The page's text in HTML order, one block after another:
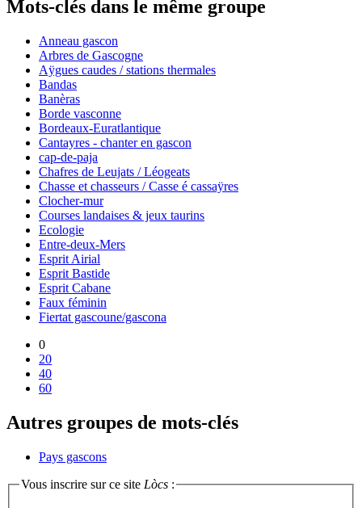
Mots-clés dans le même groupe
Anneau gascon
Arbres de Gascogne
Aÿgues caudes / stations thermales
Bandas
Banèras
Borde vasconne
Bordeaux-Euratlantique
Cantayres - chanter en gascon
cap-de-paja
Chafres de Leujats / Léogeats
Chasse et chasseurs / Casse é cassaÿres
Clocher-mur
Courses landaises & jeux taurins
Ecologie
Entre-deux-Mers
Esprit Airial
Esprit Bastide
Esprit Cabane
Faux féminin
Fiertat gascoune/gascona
0
20
40
60
Autres groupes de mots-clés
Pays gascons
Vous inscrire sur ce site Lòcs :